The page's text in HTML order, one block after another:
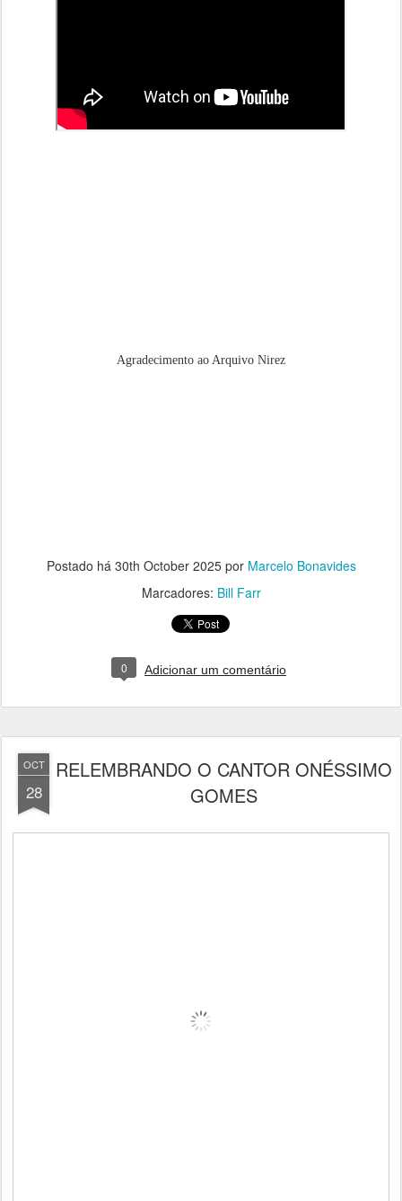
Agradecimento ao Arquivo Nirez
Postado há 30th October 2025por Marcelo Bonavides
Marcadores: Bill Farr
0 Adicionar um comentário
OCT
28
RELEMBRANDO O CANTOR ONÉSSIMO
GOMES